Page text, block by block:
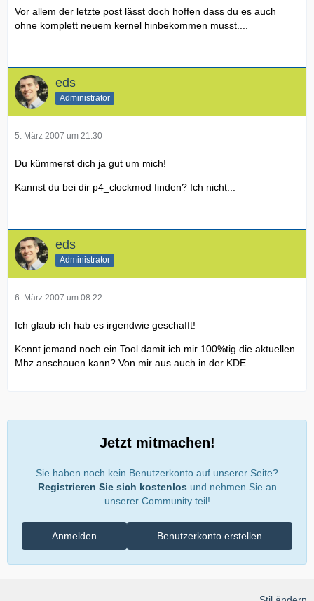
Vor allem der letzte post lässt doch hoffen dass du es auch
ohne komplett neuem kernel hinbekommen musst....
eds
Administrator
5. März 2007 um 21:30
Du kümmerst dich ja gut um mich!
Kannst du bei dir p4_clockmod finden? Ich nicht...
eds
Administrator
6. März 2007 um 08:22
Ich glaub ich hab es irgendwie geschafft!
Kennt jemand noch ein Tool damit ich mir 100%tig die aktuellen
Mhz anschauen kann? Von mir aus auch in der KDE.
Jetzt mitmachen!
Sie haben noch kein Benutzerkonto auf unserer Seite?
Registrieren Sie sich kostenlos und nehmen Sie an
unserer Community teil!
Benutzerkonto erstellen
Anmelden